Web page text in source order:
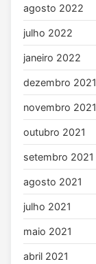
agosto 2022
julho 2022
janeiro 2022
dezembro 2021
novembro 2021
outubro 2021
setembro 2021
agosto 2021
julho 2021
maio 2021
abril 2021